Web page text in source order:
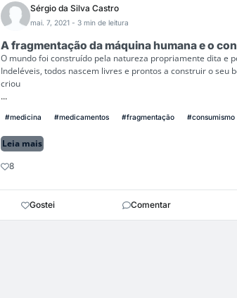
Sérgio da Silva Castro
mai. 7, 2021 - 3 min de leitura
A fragmentação da máquina humana e o
O mundo foi construído pela natureza propriamente dita e
Indeléveis, todos nascem livres e prontos a construir o seu
criou
...
#medicina #medicamentos #fragmentação #consumismo
Leia mais
8
Gostei Comentar